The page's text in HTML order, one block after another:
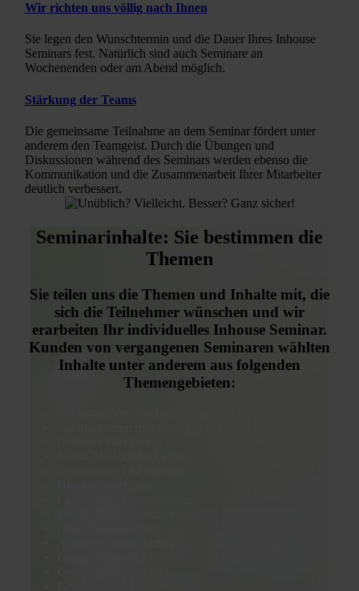
Wir richten uns völlig nach Ihnen
Sie legen den Wunschtermin und die Dauer Ihres Inhouse
Seminars fest. Natürlich sind auch Seminare an
Wochenenden oder am Abend möglich.
Stärkung der Teams
Die gemeinsame Teilnahme an dem Seminar fördert unter
anderem den Teamgeist. Durch die Übungen und
Diskussionen während des Seminars werden ebenso die
Kommunikation und die Zusammenarbeit Ihrer Mitarbeiter
deutlich verbessert.
Seminarinhalte: Sie bestimmen die
Themen
Sie teilen uns die Themen und Inhalte mit, die
sich die Teilnehmer wünschen und wir
erarbeiten Ihr individuelles Inhouse Seminar.
Kunden von vergangenen Seminaren wählten
Inhalte unter anderem aus folgenden
Themengebieten: